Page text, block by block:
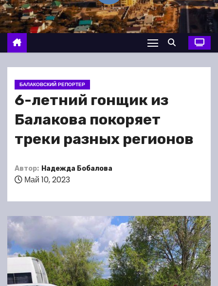
о
м
у
БАЛАКОВСКИЙ РЕПОРТЕР
6-летний гонщик из
Балакова покоряет
треки разных регионов
Автор: Надежда Бобалова
Май 10, 2023